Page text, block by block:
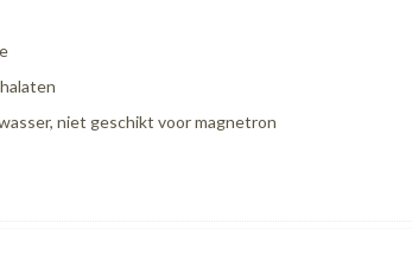
niet geschikt voor magnetron